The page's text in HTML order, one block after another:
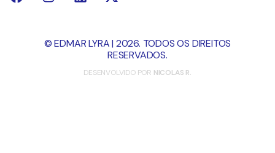
© EDMAR LYRA | 2026. TODOS OS DIREITOS
RESERVADOS.
DESENVOLVIDO POR NICOLAS R.